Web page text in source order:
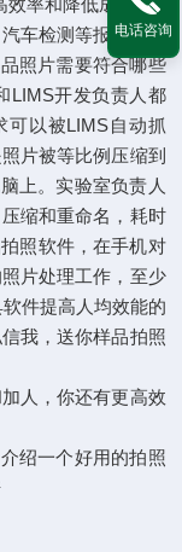
率和降低成本，R
车检测等报告中都
照片需要符合哪些
LIMS开发负责人都
可以被LIMS自动抓
片被等比例压缩到
上。实验室负责人
缩和重命名，耗时
照软件，在手机对
片处理工作，至少
件提高人均效能的
我，送你样品拍照
人，你还有更高效
绍一个好用的拍照
电话咨询